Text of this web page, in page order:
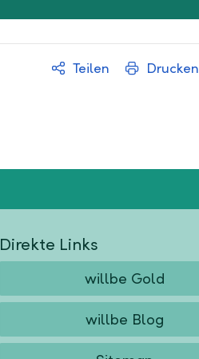
Teilen Drucken
Direkte Links
willbe Gold
willbe Blog